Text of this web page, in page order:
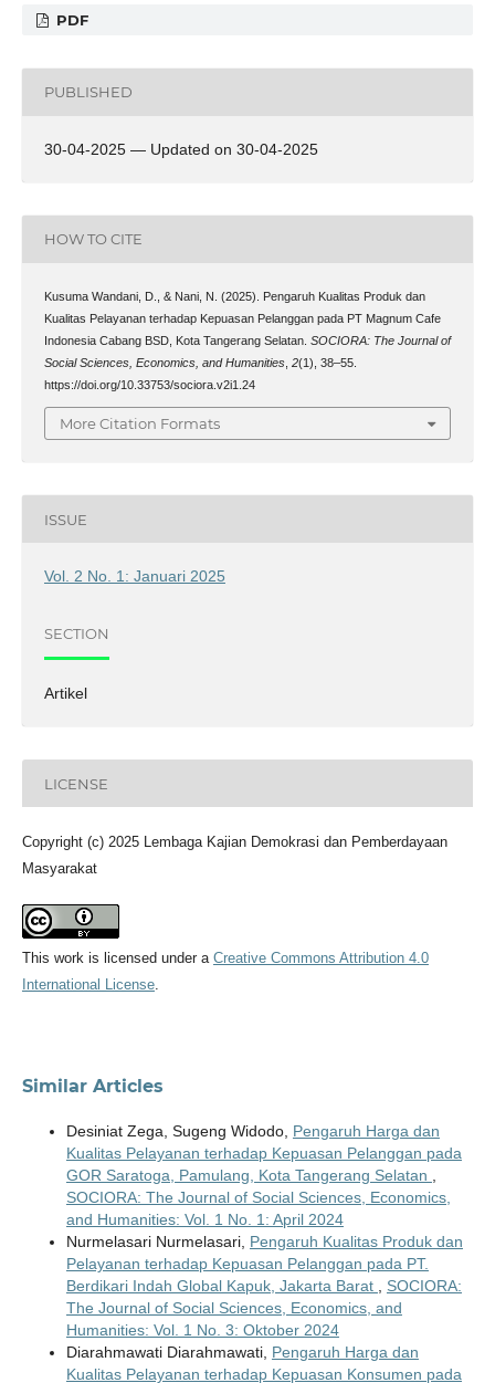
PDF
PUBLISHED
30-04-2025 — Updated on 30-04-2025
HOW TO CITE
Kusuma Wandani, D., & Nani, N. (2025). Pengaruh Kualitas Produk dan
Kualitas Pelayanan terhadap Kepuasan Pelanggan pada PT Magnum Cafe
Indonesia Cabang BSD, Kota Tangerang Selatan. SOCIORA: The Journal of
Social Sciences, Economics, and Humanities, 2(1), 38–55.
https://doi.org/10.33753/sociora.v2i1.24
More Citation Formats
ISSUE
Vol. 2 No. 1: Januari 2025
SECTION
Artikel
LICENSE
Copyright (c) 2025 Lembaga Kajian Demokrasi dan Pemberdayaan
Masyarakat
This work is licensed under a Creative Commons Attribution 4.0
International License.
Similar Articles
Desiniat Zega, Sugeng Widodo, Pengaruh Harga dan
Kualitas Pelayanan terhadap Kepuasan Pelanggan pada
GOR Saratoga, Pamulang, Kota Tangerang Selatan ,
SOCIORA: The Journal of Social Sciences, Economics,
and Humanities: Vol. 1 No. 1: April 2024
Nurmelasari Nurmelasari, Pengaruh Kualitas Produk dan
Pelayanan terhadap Kepuasan Pelanggan pada PT.
Berdikari Indah Global Kapuk, Jakarta Barat , SOCIORA:
The Journal of Social Sciences, Economics, and
Humanities: Vol. 1 No. 3: Oktober 2024
Diarahmawati Diarahmawati, Pengaruh Harga dan
Kualitas Pelayanan terhadap Kepuasan Konsumen pada